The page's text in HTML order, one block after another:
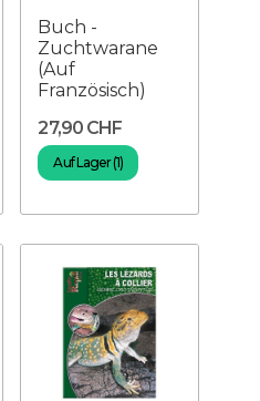
Buch -
Zuchtwarane
(Auf
Französisch)
27,90 CHF
Auf Lager (1)